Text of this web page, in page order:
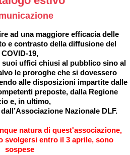
ad una maggiore efficacia delle
e contrasto della diffusione del
COVID-19,
suoi uffici chiusi al pubblico sino al
le proroghe che si dovessero
alle disposizioni impartite dalle
preposte, dalla Regione
e, in ultimo,
Nazionale DLF.
natura di quest'associazione,
svolgersi entro il 3 aprile, sono
sospese